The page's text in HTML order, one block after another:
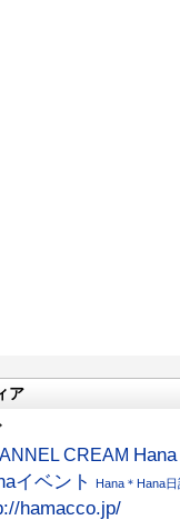
ア
CREAM
イベント
Hana＊Hana日
hamacco.jp/